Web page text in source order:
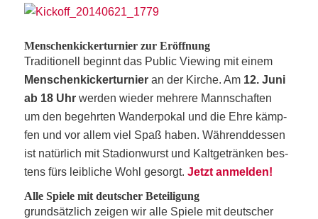
Men­schen­ki­cker­tur­nier zur Eröffnung
Tra­di­tio­nell beginnt das Public Vie­w­ing mit einem
Men­schen­ki­cker­tur­nier an der Kir­che. Am 12. Juni
ab 18 Uhr wer­den wie­der meh­re­re Mannschaften
um den begehr­ten Wan­der­po­kal und die Ehre kämp­
fen und vor allem viel Spaß haben. Wäh­rend­des­sen
ist natür­lich mit Sta­di­on­wurst und Kalt­ge­trän­ken bes­
tens fürs leib­li­che Wohl gesorgt.Jetzt anmel­den!
Alle Spie­le mit deut­scher Beteiligung
grund­sätz­lich zei­gen wir alle Spie­le mit deut­scher